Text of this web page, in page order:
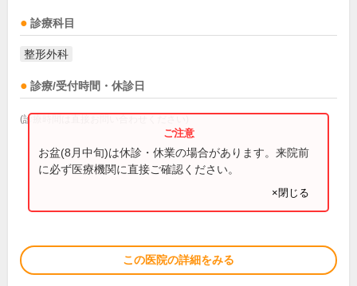
診療科目
整形外科
診療/受付時間・休診日
(診療時間は直接お問い合わせください)
お盆(8月中旬)は休診・休業の場合があります。来院前
に必ず医療機関に直接ご確認ください。
×閉じる
この医院の詳細をみる